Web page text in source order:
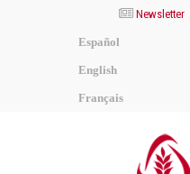
Newsletter
Español
English
Français